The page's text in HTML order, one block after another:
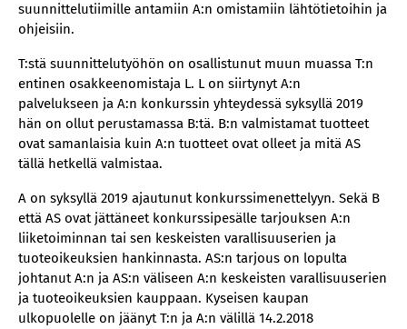
suunnittelutiimille antamiin A:n omistamiin lähtötietoihin ja
ohjeisiin.
T:stä suunnittelutyöhön on osallistunut muun muassa T:n
entinen osakkeenomistaja L. L on siirtynyt A:n
palvelukseen ja A:n konkurssin yhteydessä syksyllä 2019
hän on ollut perustamassa B:tä. B:n valmistamat tuotteet
ovat samanlaisia kuin A:n tuotteet ovat olleet ja mitä AS
tällä hetkellä valmistaa.
A on syksyllä 2019 ajautunut konkurssimenettelyyn. Sekä B
että AS ovat jättäneet konkurssipesälle tarjouksen A:n
liiketoiminnan tai sen keskeisten varallisuuserien ja
tuoteoikeuksien hankinnasta. AS:n tarjous on lopulta
johtanut A:n ja AS:n väliseen A:n keskeisten varallisuuserien
ja tuoteoikeuksien kauppaan. Kyseisen kaupan
ulkopuolelle on jäänyt T:n ja A:n välillä 14.2.2018